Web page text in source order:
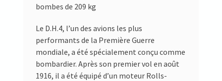
bombes de 209 kg
Le D.H.4, l’un des avions les plus
performants de la Première Guerre
mondiale, a été spécialement conçu comme
bombardier. Après son premier vol en août
1916, il a été équipé d’un moteur Rolls-